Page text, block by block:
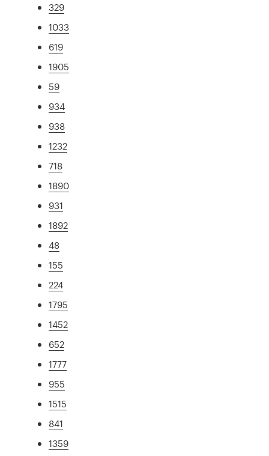
329
1033
619
1905
59
934
938
1232
718
1890
931
1892
48
155
224
1795
1452
652
1777
955
1515
841
1359